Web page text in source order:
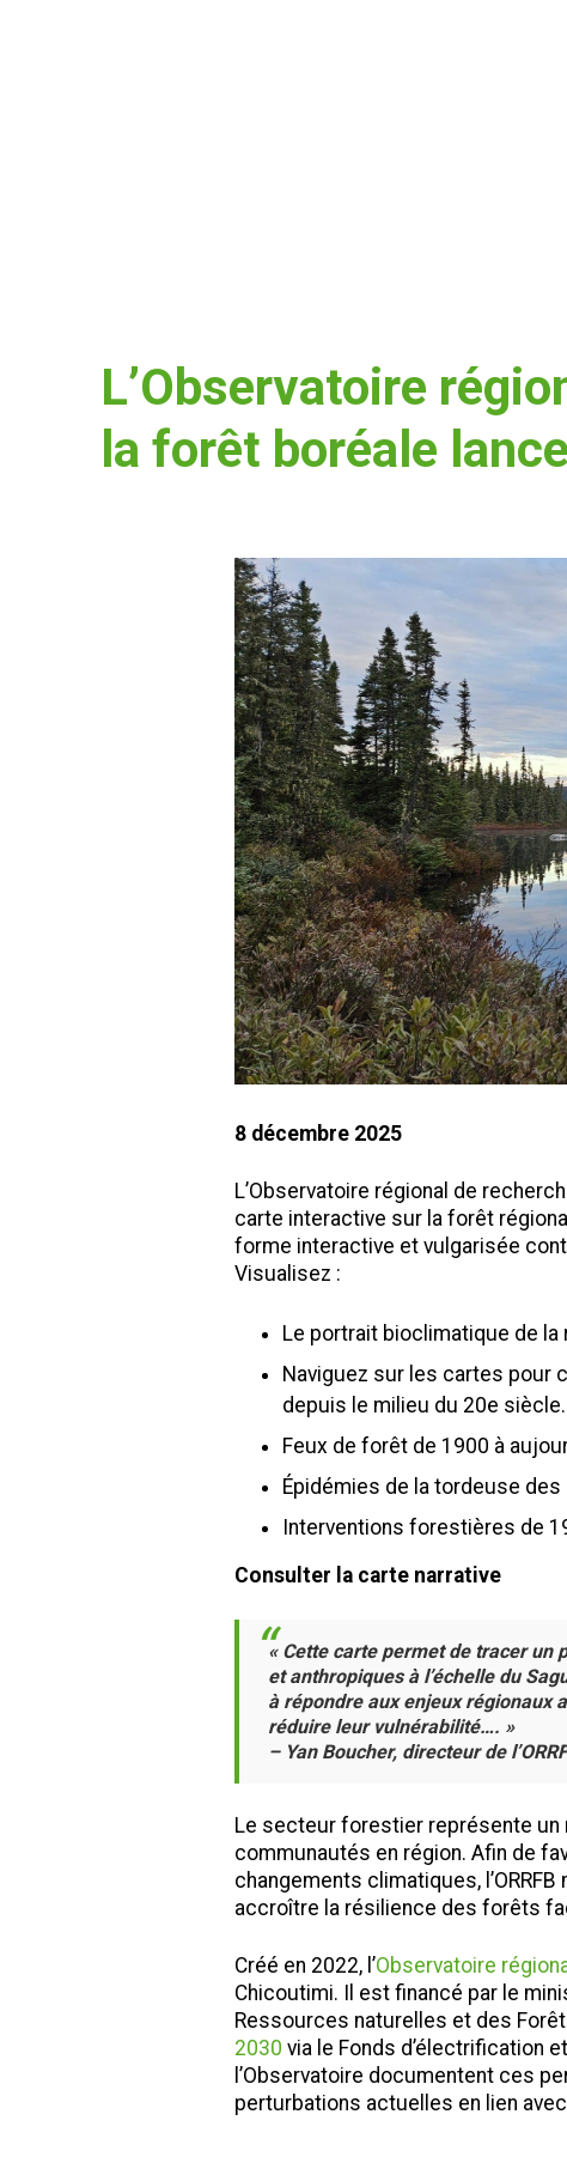
L’Observatoire
la forêt boréale
8 décembre 2025
L’Observatoire régional de
carte interactive sur la forêt
forme interactive et vulgarisée
Visualisez :
Le portrait bioclimatique de
Naviguez sur les cartes pour
depuis le milieu du 20e siècle.
Feux de forêt de 1900 à
Épidémies de la tordeuse des
Interventions forestières de
Consulter la carte narrative
« Cette carte permet de tracer
et anthropiques à l’échelle du
à répondre aux enjeux régionaux
réduire leur vulnérabilité…. »
– Yan Boucher, directeur de
Le secteur forestier représente
communautés en région. Afin de
changements climatiques,
accroître la résilience des forêts
Créé en 2022, l’Observatoire
Chicoutimi. Il est financé par le
Ressources naturelles et des
2030 via le Fonds d’électrification
l’Observatoire documentent ces
perturbations actuelles en lien